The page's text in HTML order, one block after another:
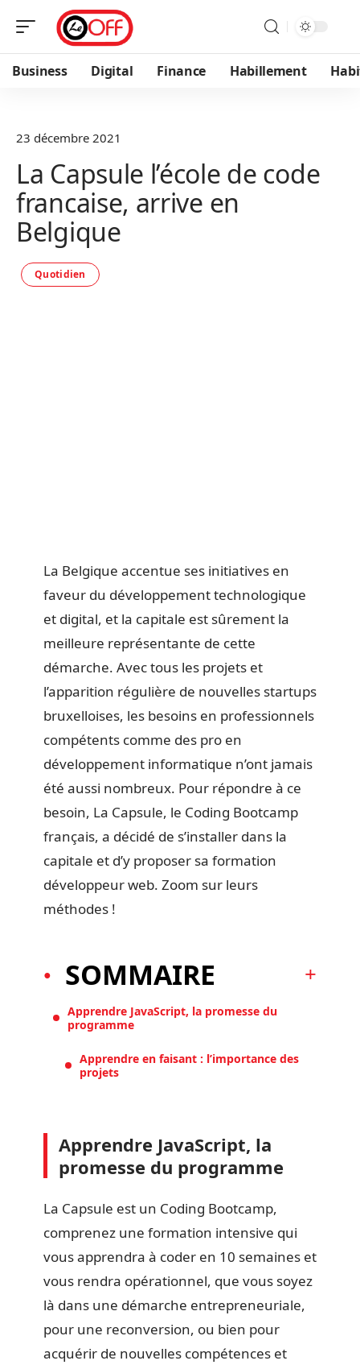
Business Digital Finance Habillement
23 décembre 2021
La Capsule l’école de code
francaise, arrive en
Belgique
Quotidien
La Belgique accentue ses initiatives en
faveur du développement technologique
et digital, et la capitale est sûrement la
meilleure représentante de cette
démarche. Avec tous les projets et
l’apparition régulière de nouvelles startups
bruxelloises, les besoins en professionnels
compétents comme des pro en
développement informatique n’ont jamais
été aussi nombreux. Pour répondre à ce
besoin, La Capsule, le Coding Bootcamp
français, a décidé de s’installer dans la
capitale et d’y proposer sa formation
développeur web. Zoom sur leurs
méthodes !
SOMMAIRE
Apprendre JavaScript, la promesse du
programme
Apprendre en faisant : l’importance des
projets
Apprendre JavaScript, la
promesse du programme
La Capsule est un Coding Bootcamp,
comprenez une formation intensive qui
vous apprendra à coder en 10 semaines et
vous rendra opérationnel, que vous soyez
là dans une démarche entrepreneuriale,
pour une reconversion, ou bien pour
acquérir de nouvelles compétences et